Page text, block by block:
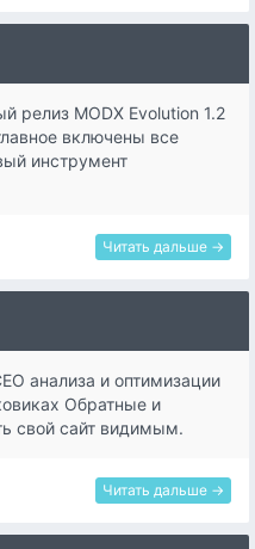
релиз MODX Evolution 1.2
включены все
инструмент
Читать дальше →
анализа и оптимизации
Обратные и
свой сайт видимым.
Читать дальше →